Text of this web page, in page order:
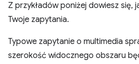
Z przykładów poniżej dowiesz się,
Twoje zapytania.
Typowe zapytanie o multimedia
szerokość widocznego obszaru